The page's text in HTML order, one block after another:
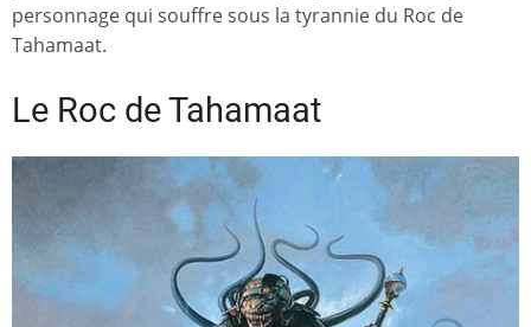
personnage qui souffre sous la tyrannie du Roc de
Tahamaat.
Le Roc de Tahamaat